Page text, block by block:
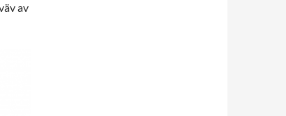
av